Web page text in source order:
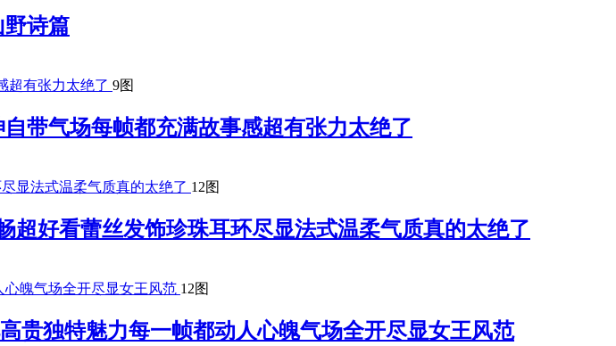
野诗篇
9图
带气场每帧都充满故事感超有张力太绝了
12图
好看蕾丝发饰珍珠耳环尽显法式温柔气质真的太绝了
12图
贵独特魅力每一帧都动人心魄气场全开尽显女王风范